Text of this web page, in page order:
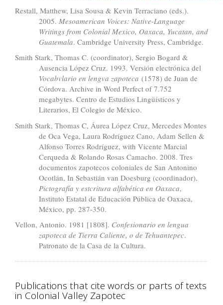
Restall, Matthew, Lisa Sousa & Kevin Terraciano (eds.).
2005. Mesoamerican Voices: Native-Language
Writings from Colonial Mexico, Oaxaca, Yucatan, and
Guatemala. Cambridge University Press, Cambridge.
Smith Stark, Thomas C. (coordinator), Sergio Bogard &
Ausencia López Cruz. 1993. Versión electrónica del
Vocabvlario en lengva zapoteca (1578) de Juan de
Córdova. Archive in Word Perfect of 7.752
megabytes. Centro de Estudios Lingüísticos y
Literarios, El Colegio de México.
Smith Stark, Thomas C, Áurea López Cruz, Mercedes Montes
de Oca Vega, Laura Rodríguez Cano, Adam Sellen &
Alfonso Torres Rodríguez, with Vicente Marcial
Cerqueda & Rolando Rosas Camacho. 2008. Tres
documentos zapotecos coloniales de San Antonino
Ocotlán, In Sebastián van Doesburg (coordinador),
Pictografía y estcritura alfabética en Oaxaca,
Instituto Estatal de Educación Pública de Oaxaca,
México, pp. 287-350.
Vellon, Antonio. 1981 [1808]. Confesionario en lengua
zapoteca de Tierra Caliente, o de Tehuantepec.
Patronato de la Casa de la Cultura.
Publications that cite words or parts of texts
in Colonial Valley Zapotec